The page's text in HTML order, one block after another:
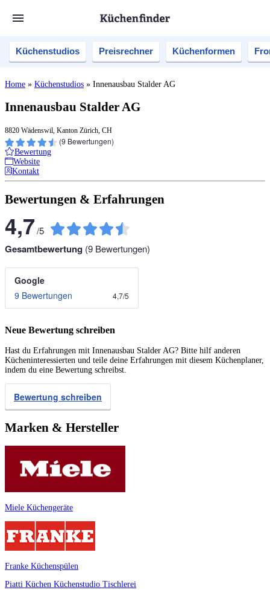
Küchenstudios Preisrechner Küchenformen
Home » Küchenstudios » Innenausbau Stalder AG
Innenausbau Stalder AG
8820 Wädenswil, Kanton Zürich, CH
(9 Bewertungen)
Bewertung
Website
Kontakt
Bewertungen & Erfahrungen
4,7/5
Gesamtbewertung (9 Bewertungen)
Google
9 Bewertungen
4,7/5
Neue Bewertung schreiben
Hast du Erfahrungen mit Innenausbau Stalder AG? Bitte hilf anderen
Kücheninteressierten und teile deine Erfahrungen mit diesem Küchenplaner,
indem du eine Bewertung schreibst.
Bewertung schreiben
Marken & Hersteller
Miele Küchengeräte
Franke Küchenspülen
Piatti Küchen Küchenstudio Tischlerei